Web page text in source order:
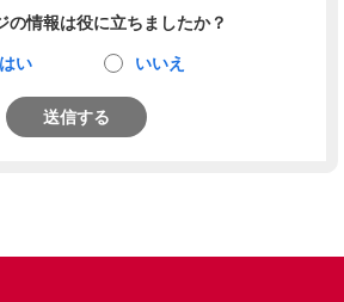
の情報は役に立ちましたか？
はい いいえ
送信する